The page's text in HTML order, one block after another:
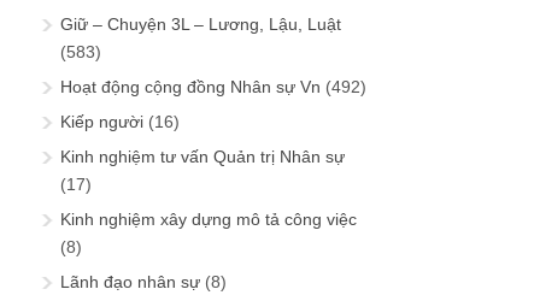
Giữ – Chuyện 3L – Lương, Lậu, Luật
(583)
Hoạt động cộng đồng Nhân sự Vn (492)
Kiếp người (16)
Kinh nghiệm tư vấn Quản trị Nhân sự
(17)
Kinh nghiệm xây dựng mô tả công việc
(8)
Lãnh đạo nhân sự (8)